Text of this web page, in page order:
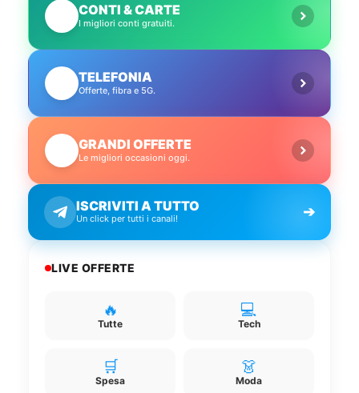
CONTI & CARTE
I migliori conti gratuiti.
TELEFONIA
Offerte, fibra e 5G.
GRANDI OFFERTE
Le migliori occasioni oggi.
ISCRIVITI A TUTTO
Un click per tutti i canali! ➔
LIVE OFFERTE
🔥
Tutte
💻
Tech
🛒
Spesa
👗
Moda